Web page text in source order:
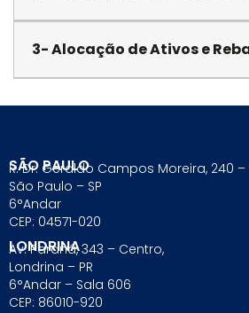
3- Alocação de Ativos e
SÃO PAULO
R. Dr. Geraldo Campos Moreira, 240
São Paulo – SP
6°Andar
CEP: 04571-020
LONDRINA
Av. Paraná, 343 – Centro,
Londrina – PR
6°Andar – Sala 606
CEP: 86010-920